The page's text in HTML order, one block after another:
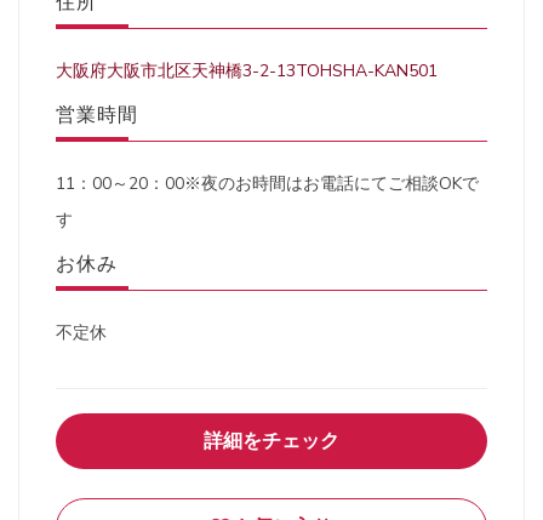
大阪府大阪市北区天神橋3-2-13TOHSHA-KAN501
営業時間
11：00～20：00※夜のお時間はお電話にてご相談OKで
す
お休み
不定休
詳細をチェック